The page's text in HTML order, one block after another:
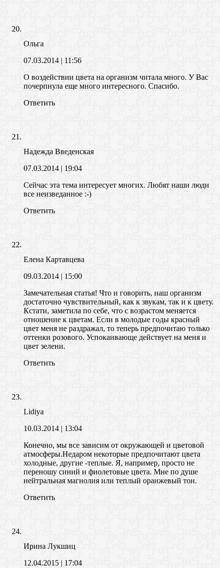
Ольга
07.03.2014 | 11:56
О воздействии цвета на организм читала много. У Вас
почерпнула еще много интересного. Спасибо.
Ответить
Надежда Введенская
07.03.2014 | 19:04
Сейчас эта тема интересует многих. Любят наши люди
все неизведанное :-)
Ответить
Елена Картавцева
09.03.2014 | 15:00
Замечательная статья! Что и говорить, наш организм
достаточно чувствительный, как к звукам, так и к цвету.
Кстати, заметила по себе, что с возрастом меняется
отношение к цветам. Если в молодые годы красный
цвет меня не раздражал, то теперь предпочитаю только
оттенки розового. Успокаивающе действует на меня и
цвет зелени.
Ответить
Lidiya
10.03.2014 | 13:04
Конечно, мы все зависим от окружающей и цветовой
атмосферы.Недаром некоторые предпочитают цвета
холодные, другие -теплые. Я, например, просто не
переношу синий и фиолетовые цвета. Мне по душе
нейтральная магнолия или теплый оранжевый тон.
Ответить
Ирина Лукшиц
12.04.2015 | 17:04